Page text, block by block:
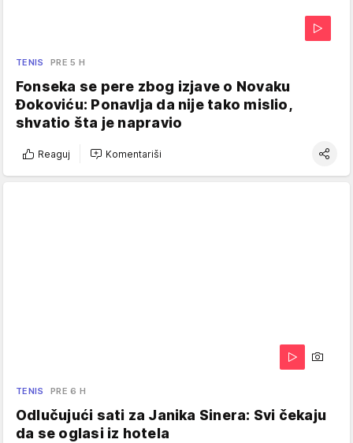
TENIS PRE 5 H
Fonseka se pere zbog izjave o Novaku
Đokoviću: Ponavlja da nije tako mislio,
shvatio šta je napravio
Reaguj Komentariši
TENIS PRE 6 H
Odlučujući sati za Janika Sinera: Svi čekaju
da se oglasi iz hotela